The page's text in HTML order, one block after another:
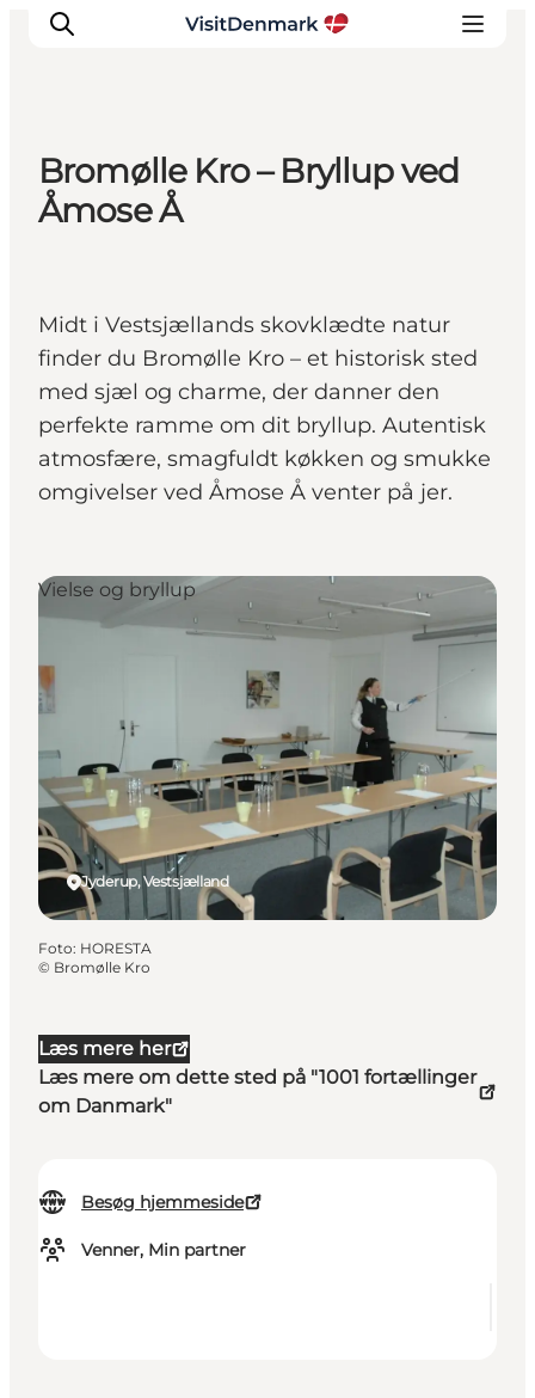
Inspiration
Planlæg ferien
Bromølle Kro – Bryllup ved
Åmose Å
Midt i Vestsjællands skovklædte natur
finder du Bromølle Kro – et historisk sted
med sjæl og charme, der danner den
perfekte ramme om dit bryllup. Autentisk
atmosfære, smagfuldt køkken og smukke
omgivelser ved Åmose Å venter på jer.
Læs mere her
Læs mere om dette sted på "1001 fortællinger
om Danmark"
Besøg hjemmeside
Venner, Min partner
Jyderup, Vestsjælland
Vielse og bryllup
Foto: HORESTA
© Bromølle Kro